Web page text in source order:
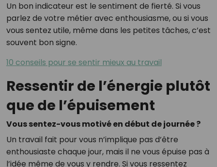
Un bon indicateur est le sentiment de fierté. Si vous
parlez de votre métier avec enthousiasme, ou si vous
vous sentez utile, même dans les petites tâches, c’est
souvent bon signe.
10 conseils pour se sentir mieux au travail
Ressentir de l’énergie plutôt
que de l’épuisement
Vous sentez-vous motivé en début de journée ?
Un travail fait pour vous n’implique pas d’être
enthousiaste chaque jour, mais il ne vous épuise pas à
l’idée même de vous y rendre. Si vous ressentez